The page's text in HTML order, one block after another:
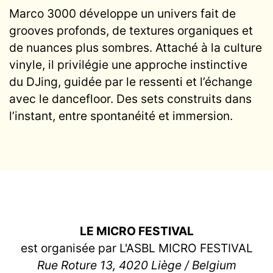
Marco 3000 développe un univers fait de
grooves profonds, de textures organiques et
de nuances plus sombres. Attaché à la culture
vinyle, il privilégie une approche instinctive
du DJing, guidée par le ressenti et l’échange
avec le dancefloor. Des sets construits dans
l’instant, entre spontanéité et immersion.
LE MICRO FESTIVAL
est organisée par L'ASBL MICRO FESTIVAL
Rue Roture 13, 4020 Liège / Belgium